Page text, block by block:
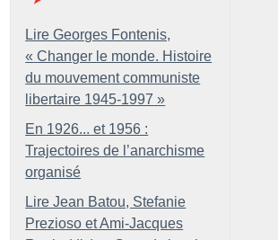
Lire Georges Fontenis,
« Changer le monde. Histoire
du mouvement communiste
libertaire 1945-1997 »
En 1926... et 1956 :
Trajectoires de l’anarchisme
organisé
Lire Jean Batou, Stefanie
Prezioso et Ami-Jacques